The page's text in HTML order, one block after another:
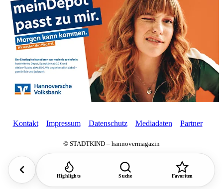
Kontakt Impressum Datenschutz Mediadaten Partner
© STADTKIND – hannovermagazin
Highlights Suche Favoriten